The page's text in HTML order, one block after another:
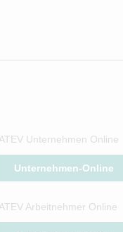
Unternehmen Online
Unternehmen-Online
Arbeitnehmer Online